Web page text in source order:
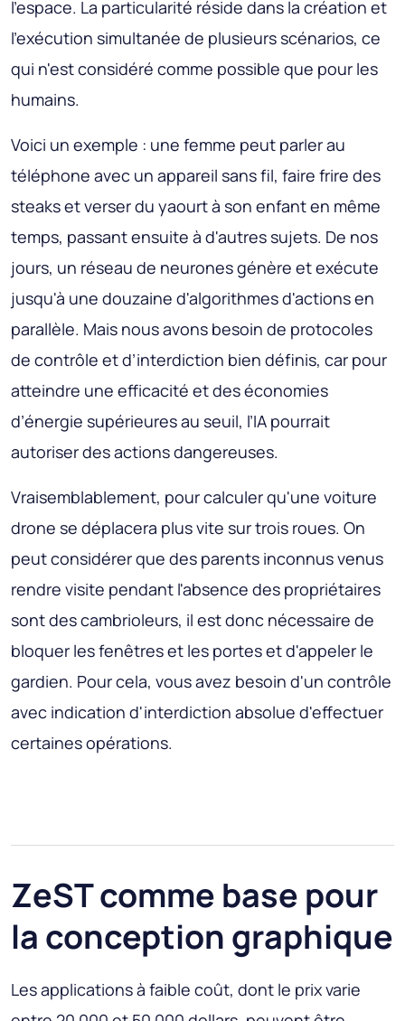
l'espace. La particularité réside dans la création et
l'exécution simultanée de plusieurs scénarios, ce
qui n'est considéré comme possible que pour les
humains.
Voici un exemple : une femme peut parler au
téléphone avec un appareil sans fil, faire frire des
steaks et verser du yaourt à son enfant en même
temps, passant ensuite à d'autres sujets. De nos
jours, un réseau de neurones génère et exécute
jusqu'à une douzaine d'algorithmes d'actions en
parallèle. Mais nous avons besoin de protocoles
de contrôle et d’interdiction bien définis, car pour
atteindre une efficacité et des économies
d’énergie supérieures au seuil, l’IA pourrait
autoriser des actions dangereuses.
Vraisemblablement, pour calculer qu'une voiture
drone se déplacera plus vite sur trois roues. On
peut considérer que des parents inconnus venus
rendre visite pendant l'absence des propriétaires
sont des cambrioleurs, il est donc nécessaire de
bloquer les fenêtres et les portes et d'appeler le
gardien. Pour cela, vous avez besoin d'un contrôle
avec indication d'interdiction absolue d'effectuer
certaines opérations.
ZeST comme base pour
la conception graphique
Les applications à faible coût, dont le prix varie